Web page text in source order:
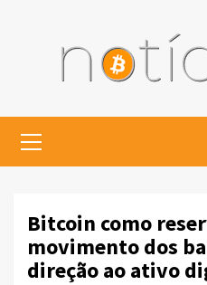
Menu
Bitcoin como
movimento dos
direção ao ativo